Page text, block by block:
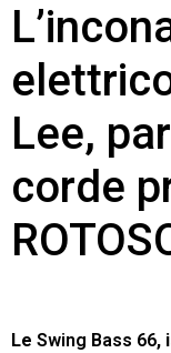
Lee,
corde
Le Swing Bass 66,